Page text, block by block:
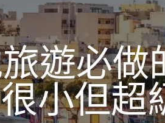
遊必做
小但超